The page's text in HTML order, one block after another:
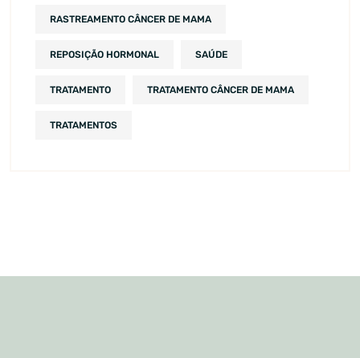
RASTREAMENTO CÂNCER DE MAMA
REPOSIÇÃO HORMONAL SAÚDE
TRATAMENTO TRATAMENTO CÂNCER DE MAMA
TRATAMENTOS